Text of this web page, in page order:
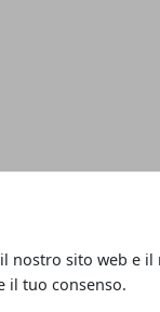
nostro sito web e il
il tuo consenso.